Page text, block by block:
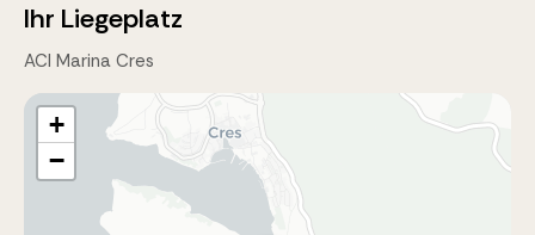
Ihr Liegeplatz
ACI Marina Cres
+
−